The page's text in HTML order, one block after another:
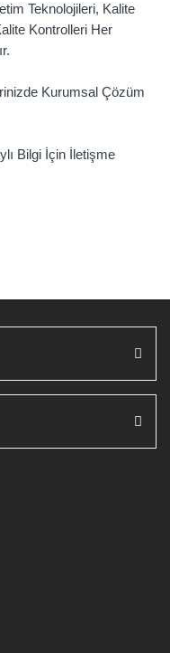
Teknolojileri, Kalite
Kontrolleri Her
Kurumsal Çözüm
Bilgi İçin
İletişme